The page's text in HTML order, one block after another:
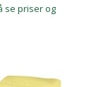
se priser og